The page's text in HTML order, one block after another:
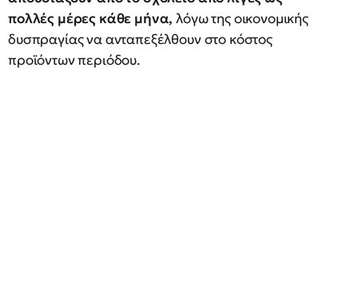
πολλές μέρες κάθε μήνα, λόγω της οικονομικής
δυσπραγίας να ανταπεξέλθουν στο κόστος
προϊόντων περιόδου.